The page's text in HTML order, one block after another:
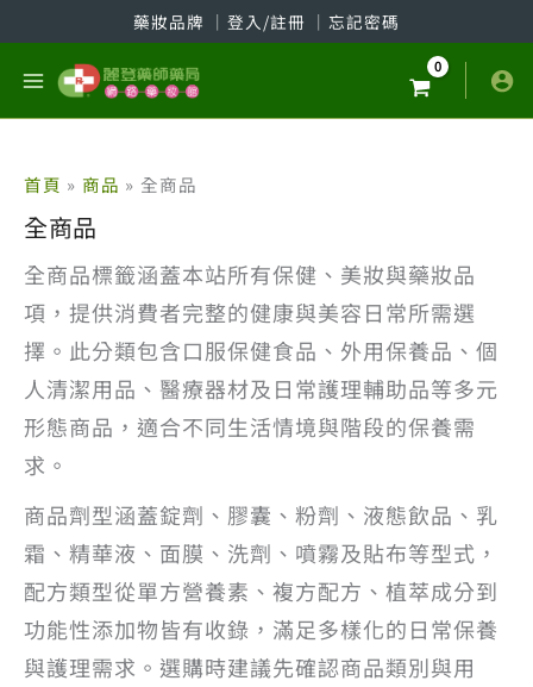
至
藥妝品牌 │ 登入/註冊 │ 忘記密碼
首頁 商品 全商品
全商品
全商品標籤涵蓋本站所有保健、美妝與藥妝品
項，提供消費者完整的健康與美容日常所需選
擇。此分類包含口服保健食品、外用保養品、個
人清潔用品、醫療器材及日常護理輔助品等多元
形態商品，適合不同生活情境與階段的保養需
求。
商品劑型涵蓋錠劑、膠囊、粉劑、液態飲品、乳
霜、精華液、面膜、洗劑、噴霧及貼布等型式，
配方類型從單方營養素、複方配方、植萃成分到
功能性添加物皆有收錄，滿足多樣化的日常保養
與護理需求。選購時建議先確認商品類別與用